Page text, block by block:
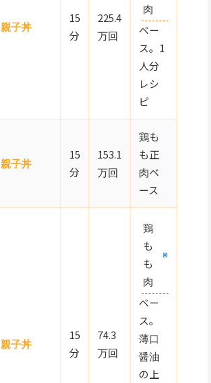
親子丼
15
分
225.4
万回
肉
ベー
ス。1
人分
レシ
ピ
親子丼
15
分
153.1
万回
鶏も
も正
肉ベ
ース
親子丼
15
分
74.3
万回
鶏
も
も
肉
ベー
ス。
薄口
醤油
の上